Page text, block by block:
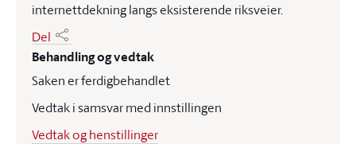
internettdekning langs eksisterende riksveier.
Del
Behandling og vedtak
Saken er ferdigbehandlet
Vedtak i samsvar med innstillingen
Vedtak og henstillinger